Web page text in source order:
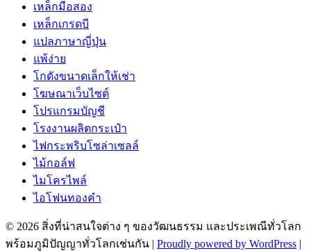
เหล็กมือสอง
เหล็กเกรดบี
แปลภาษาญี่ปุ่น
แพ้ง่าย
โกดังขนาดเล็กให้เช่า
โฆษณาเว็บไซต์
โปรแกรมบัญชี
โรงงานผลิตกระเป๋า
ไฟกระพริบโซล่าเซลล์
ไม้กอล์ฟ
ไมโครไพล์
ไอโฟนทองคำ
© 2026 สิ่งที่น่าสนใจต่าง ๆ ของวัฒนธรรม และประเพณีทั่วโลก
พร้อมภูมิปัญญาทั่วโลกเช่นกัน | Proudly powered by WordPress |